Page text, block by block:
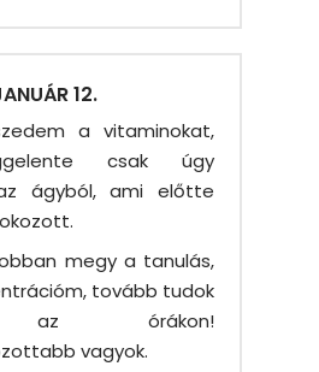
12.
a vitaminokat,
csak úgy
ágyból, ami előtte
megy a tanulás,
tovább tudok
az órákon!
vagyok.